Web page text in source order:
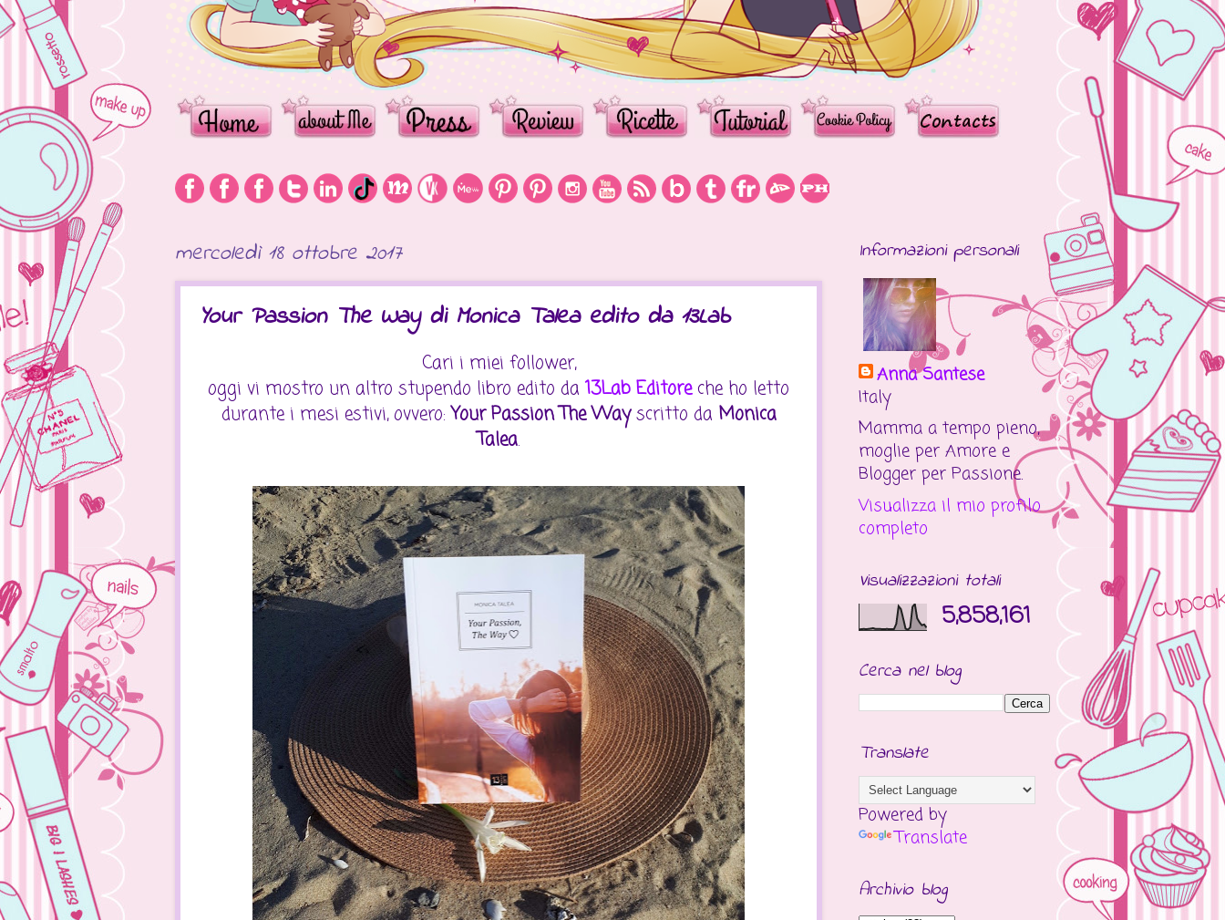
mercoledì 18 ottobre 2017
Your Passion The Way di Monica Talea edito da 13Lab
Cari i miei follower,
oggi vi mostro un altro stupendo libro edito da 13Lab Editoreche ho letto
durante i mesi estivi, ovvero:Your Passion The Wayscritto da Monica
Talea.
Informazioni personali
Anna Santese
Italy
Mamma a tempo pieno,
moglie per Amore e
Blogger per Passione.
Visualizza il mio profilo
completo
Visualizzazioni totali
5,858,161
Cerca nel blog
Translate
Powered by
Translate
Archivio blog